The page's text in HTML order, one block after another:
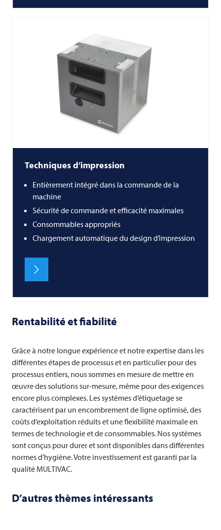
Techniques d’impression
Entièrement intégré dans la commande de la
machine
Sécurité de commande et efficacité maximales
Consommables appropriés
Chargement automatique du design d’impression
Rentabilité et fiabilité
Grâce à notre longue expérience et notre expertise dans les
différentes étapes de processus et en particulier pour des
processus entiers, nous sommes en mesure de mettre en
œuvre des solutions sur-mesure, même pour des exigences
encore plus complexes. Les systèmes d’étiquetage se
caractérisent par un encombrement de ligne optimisé, des
coûts d’exploitation réduits et une flexibilité maximale en
termes de technologie et de consommables. Nos systèmes
sont conçus pour durer et sont disponibles dans différentes
normes d’hygiène. Votre investissement est garanti par la
qualité MULTIVAC.
D’autres thèmes intéressants